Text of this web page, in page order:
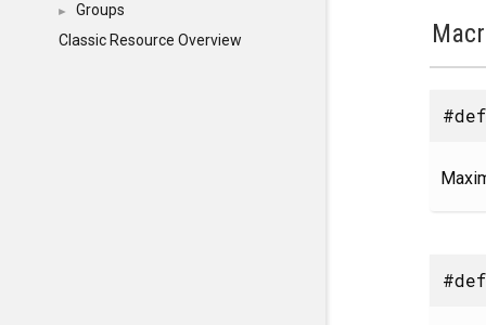
►
Groups
Classic Resource Overview